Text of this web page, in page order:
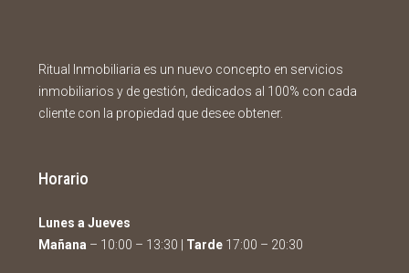
Ritual Inmobiliaria es un nuevo concepto en servicios
inmobiliarios y de gestión, dedicados al 100% con cada
cliente con la propiedad que desee obtener.
Horario
Lunes a Jueves
Mañana – 10:00 – 13:30 | Tarde 17:00 – 20:30